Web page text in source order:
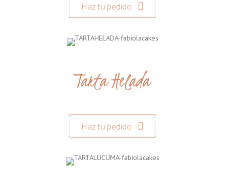
Haz tu pedido
Tarta Helada
Haz tu pedido